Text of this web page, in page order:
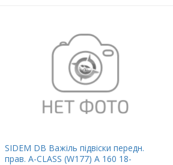
SIDEM DB Важіль підвіски передн.
прав. A-CLASS (W177) A 160 18-